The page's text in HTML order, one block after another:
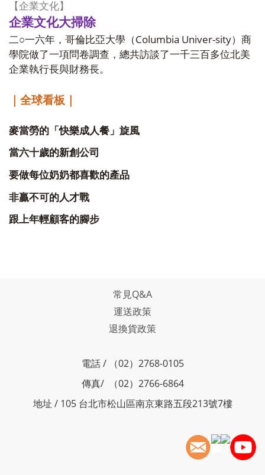
【企業文化】
企業文化大掃除
二○一六年，哥倫比亞大學（Columbia Univer-sity）商
學院做了一項問卷調查，總共訪談了一千三百多位北美
企業執行長與財務長。
｜全球看板｜
麥當勞的「快樂成人餐」旋風
當六十歲的新創公司
要做每位奶奶都喜歡的產品
非贏不可的人才戰
跟上年輕顧客的腳步
常見Q&A
運送政策
退換貨政策
電話 / （02）2768-0105
傳真/ （02）2766-6864
地址 / 105 台北市松山區南京東路五段213號7樓